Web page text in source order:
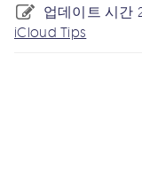
업데이트 시간
iCloud Tips